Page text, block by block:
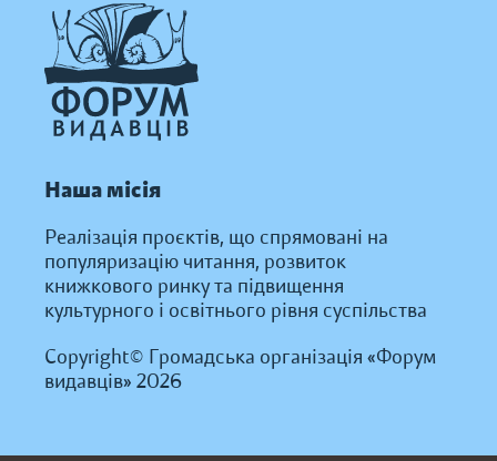
Наша місія
Реалізація проєктів, що спрямовані на
популяризацію читання, розвиток
книжкового ринку та підвищення
культурного і освітнього рівня суспільства
Copyright© Громадська організація «Форум
видавців» 2026